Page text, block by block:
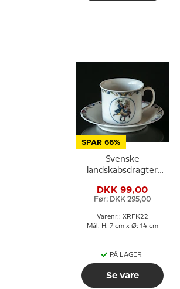
SPAR 66%
Svenske
landskabsdragter
Småland
DKK 99,00
Før: DKK 295,00
Varenr.: XRFK22
Mål: H: 7 cm x Ø: 14 cm
PÅ LAGER
Se vare